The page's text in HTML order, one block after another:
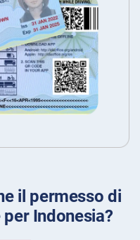
il permesso di
Indonesia?